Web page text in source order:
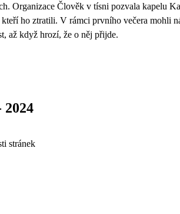
Organizace Člověk v tísni pozvala kapelu
ho ztratili. V rámci prvního večera mohli
až když hrozí, že o něj přijde.
2024
stránek